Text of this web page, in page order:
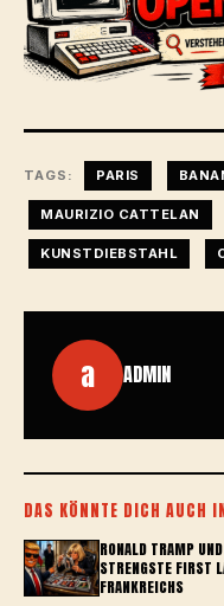
TAGS: PARIS
MAURIZIO CATTELAN
KUNSTDIEBSTAHL
a ADMIN
DAS KÖNNTE DICH AUCH
RONALD TRAMP
STRENGSTE FIRST
FRANKREICHS